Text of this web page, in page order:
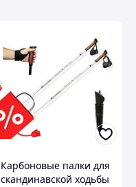
Карбоновые палки для
скандинавской ходьбы